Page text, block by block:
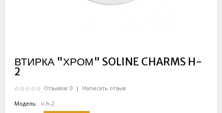
ВТИРКА "ХРОМ" SOLINE CHARMS H-
2
Отзывов: 0 | Написать отзыв
Модель: v-h-2